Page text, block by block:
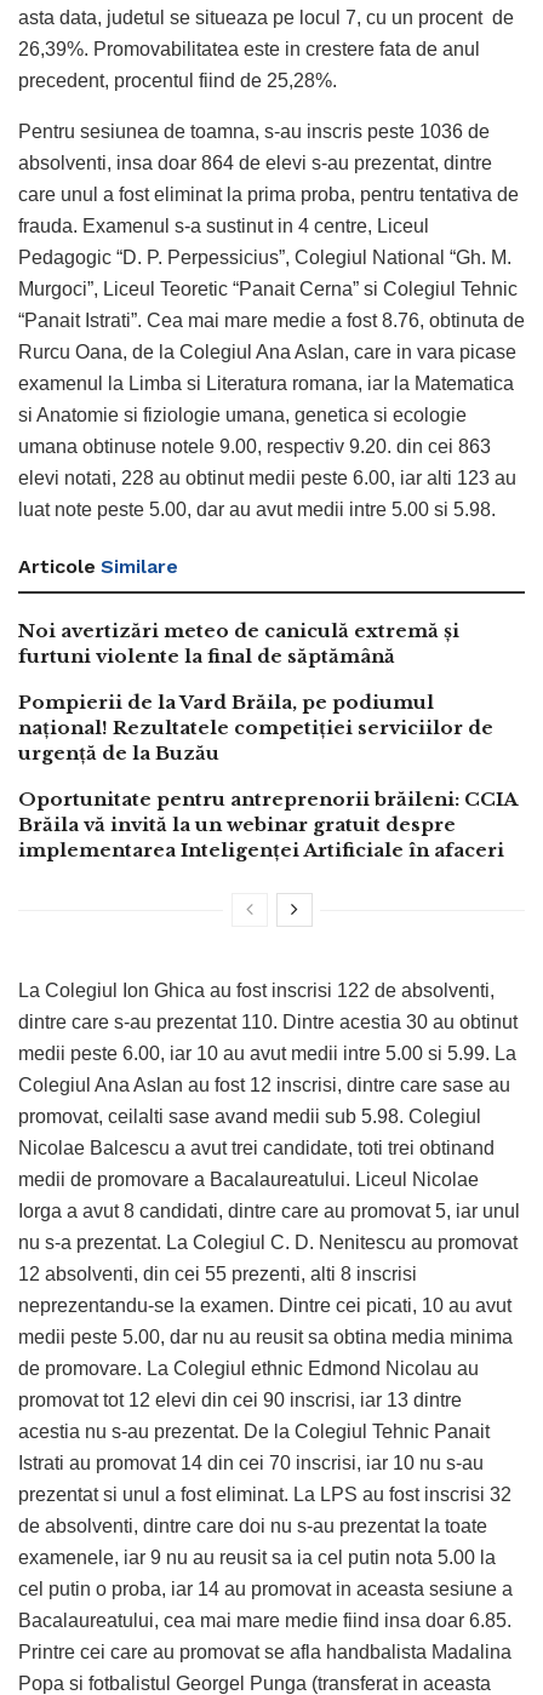
asta data, judetul se situeaza pe locul 7, cu un procent de
26,39%. Promovabilitatea este in crestere fata de anul
precedent, procentul fiind de 25,28%.
Pentru sesiunea de toamna, s-au inscris peste 1036 de
absolventi, insa doar 864 de elevi s-au prezentat, dintre
care unul a fost eliminat la prima proba, pentru tentativa de
frauda. Examenul s-a sustinut in 4 centre, Liceul
Pedagogic “D. P. Perpessicius”, Colegiul National “Gh. M.
Murgoci”, Liceul Teoretic “Panait Cerna” si Colegiul Tehnic
“Panait Istrati”. Cea mai mare medie a fost 8.76, obtinuta de
Rurcu Oana, de la Colegiul Ana Aslan, care in vara picase
examenul la Limba si Literatura romana, iar la Matematica
si Anatomie si fiziologie umana, genetica si ecologie
umana obtinuse notele 9.00, respectiv 9.20. din cei 863
elevi notati, 228 au obtinut medii peste 6.00, iar alti 123 au
luat note peste 5.00, dar au avut medii intre 5.00 si 5.98.
Articole Similare
Noi avertizări meteo de caniculă extremă și
furtuni violente la final de săptămână
Pompierii de la Vard Brăila, pe podiumul
național! Rezultatele competiției serviciilor de
urgență de la Buzău
Oportunitate pentru antreprenorii brăileni: CCIA
Brăila vă invită la un webinar gratuit despre
implementarea Inteligenței Artificiale în afaceri
La Colegiul Ion Ghica au fost inscrisi 122 de absolventi,
dintre care s-au prezentat 110. Dintre acestia 30 au obtinut
medii peste 6.00, iar 10 au avut medii intre 5.00 si 5.99. La
Colegiul Ana Aslan au fost 12 inscrisi, dintre care sase au
promovat, ceilalti sase avand medii sub 5.98. Colegiul
Nicolae Balcescu a avut trei candidate, toti trei obtinand
medii de promovare a Bacalaureatului. Liceul Nicolae
Iorga a avut 8 candidati, dintre care au promovat 5, iar unul
nu s-a prezentat. La Colegiul C. D. Nenitescu au promovat
12 absolventi, din cei 55 prezenti, alti 8 inscrisi
neprezentandu-se la examen. Dintre cei picati, 10 au avut
medii peste 5.00, dar nu au reusit sa obtina media minima
de promovare. La Colegiul ethnic Edmond Nicolau au
promovat tot 12 elevi din cei 90 inscrisi, iar 13 dintre
acestia nu s-au prezentat. De la Colegiul Tehnic Panait
Istrati au promovat 14 din cei 70 inscrisi, iar 10 nu s-au
prezentat si unul a fost eliminat. La LPS au fost inscrisi 32
de absolventi, dintre care doi nu s-au prezentat la toate
examenele, iar 9 nu au reusit sa ia cel putin nota 5.00 la
cel putin o proba, iar 14 au promovat in aceasta sesiune a
Bacalaureatului, cea mai mare medie fiind insa doar 6.85.
Printre cei care au promovat se afla handbalista Madalina
Popa si fotbalistul Georgel Punga (transferat in aceasta